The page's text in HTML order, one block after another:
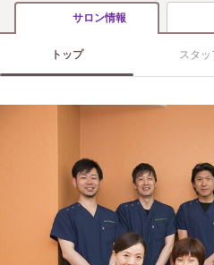
サロン情報
トップ スタッ